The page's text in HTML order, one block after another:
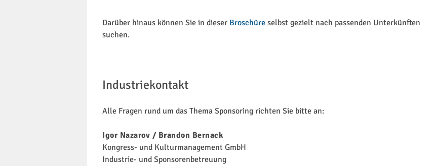
Darüber hinaus können Sie in dieser Broschüre selbst gezielt nach passenden Unterkünften
suchen.
Industriekontakt
Alle Fragen rund um das Thema Sponsoring richten Sie bitte an:
Igor Nazarov / Brandon Bernack
Kongress- und Kulturmanagement GmbH
Industrie- und Sponsorenbetreuung